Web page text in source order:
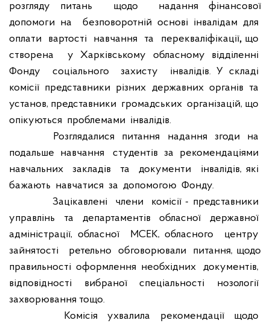
розгляду питань
щодо
надання фінансової
допомоги на
безповоротній основі інвалідам для
оплати
вартості навчання та перекваліфікації, що
створена
у Харківському обласному
відділенні
Фонду
соціального захисту
інвалідів. У складі
комісії представники різних державних органів та
установ, представники громадських організацій, що
опікуються проблемами інвалідів.
Розглядалися
питання надання згоди
на
подальше
навчання студентів за
рекомендаціями
навчальних
закладів та документи
інвалідів, які
бажають навчатися за допомогою Фонду.
Зацікавлені
члени
комісії - представники
управлінь
та департаментів обласної
державної
адміністрації, обласної
МСЕК, обласного
центру
зайнятості
ретельно обговорювали
питання, щодо
правильності оформлення необхідних
документів,
відповідності
вибраної спеціальності
нозології
захворювання тощо.
Комісія
ухвалила рекомендації
щодо